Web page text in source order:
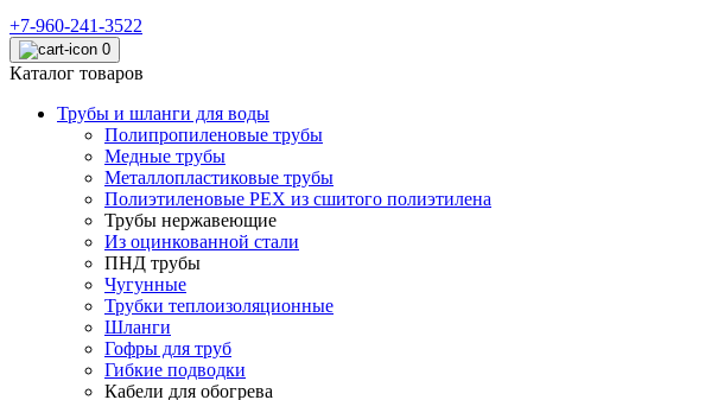
+7-960-241-3522
0
Каталог товаров
Трубы и шланги для воды
Полипропиленовые трубы
Медные трубы
Металлопластиковые трубы
Полиэтиленовые PEX из сшитого полиэтилена
Трубы нержавеющие
Из оцинкованной стали
ПНД трубы
Чугунные
Трубки теплоизоляционные
Шланги
Гофры для труб
Гибкие подводки
Кабели для обогрева